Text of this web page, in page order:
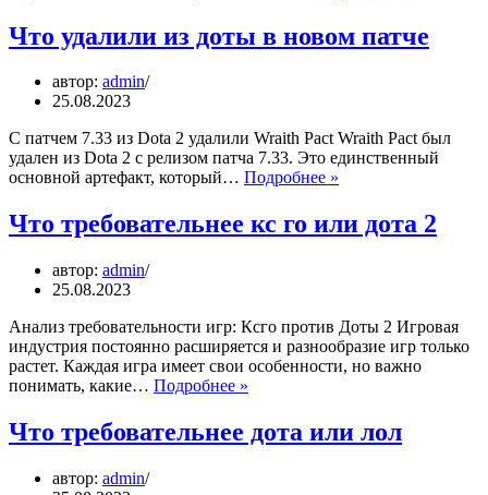
как
затратами
Что удалили из доты в новом патче
автор: admin
25.08.2023
С патчем 7.33 из Dota 2 удалили Wraith Pact Wraith Pact был
удален из Dota 2 с релизом патча 7.33. Это единственный
основной артефакт, который… Подробнее »
из
доты
Что требовательнее кс го или дота 2
автор: admin
25.08.2023
Анализ требовательности игр: Ксго против Доты 2 Игровая
индустрия постоянно расширяется и разнообразие игр только
растет. Каждая игра имеет свои особенности, но важно
понимать, какие… Подробнее »
го
Что требовательнее дота или лол
автор: admin